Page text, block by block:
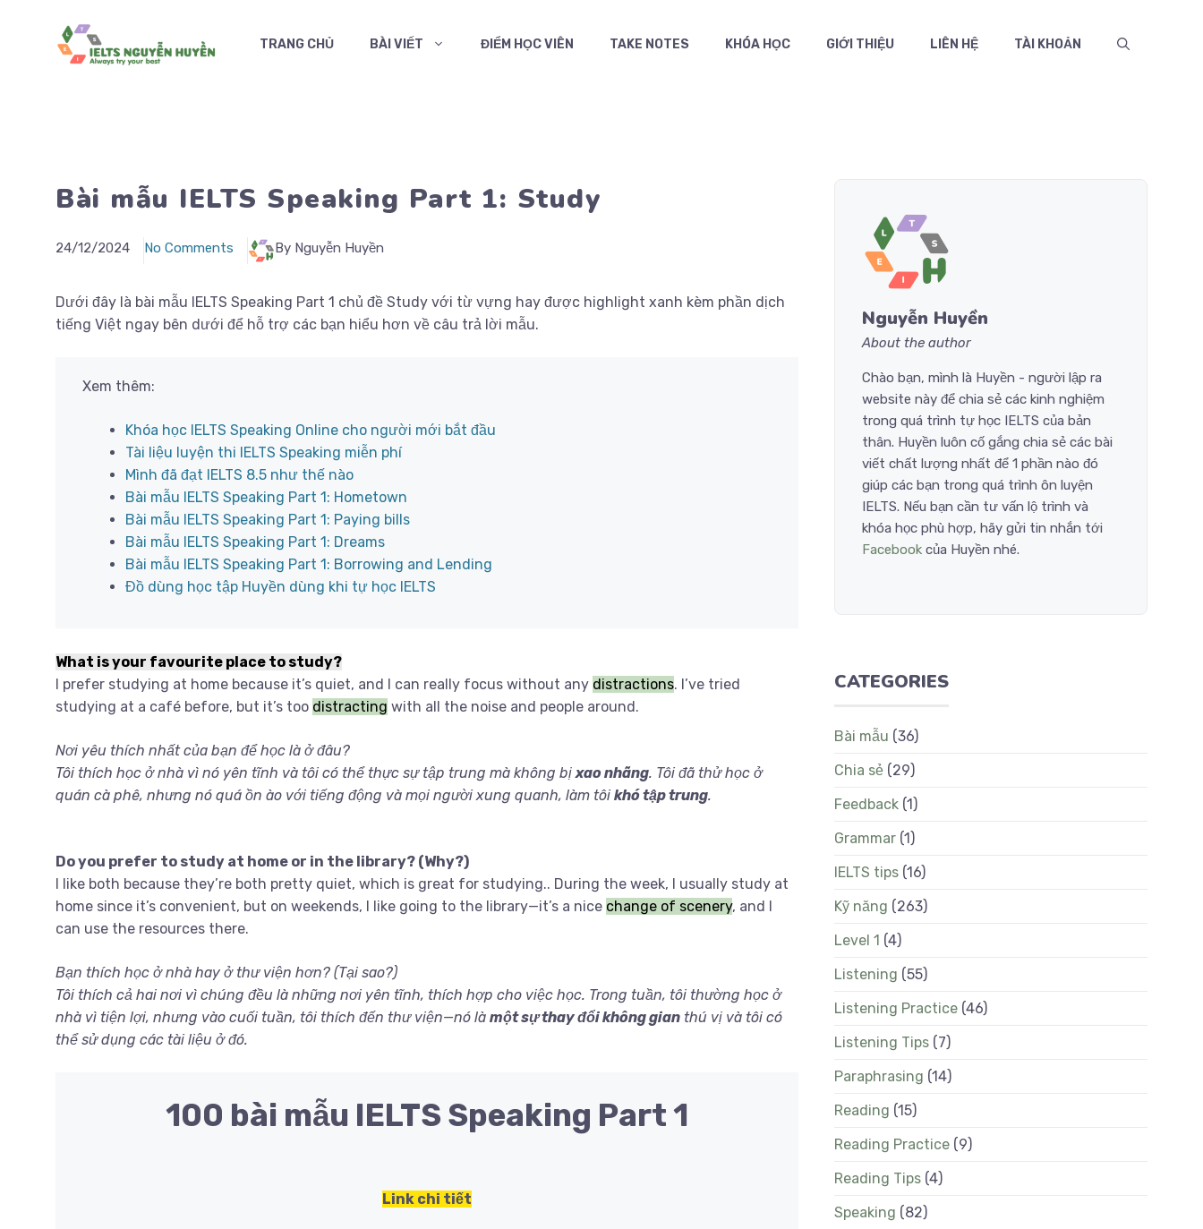
TRANG CHỦ BÀI VIẾT ĐIỂM HỌC VIÊN TAKE NOTES KHÓA HỌC GIỚI THIỆU LIÊN HỆ TÀI KHOẢN
Bài mẫu IELTS Speaking Part 1: Study
24/12/2024 No Comments By Nguyễn Huyền
Dưới đây là bài mẫu IELTS Speaking Part 1 chủ đề Study với từ vựng hay được highlight xanh kèm phần dịch
tiếng Việt ngay bên dưới để hỗ trợ các bạn hiểu hơn về câu trả lời mẫu.
Xem thêm:
Khóa học IELTS Speaking Online cho người mới bắt đầu
Tài liệu luyện thi IELTS Speaking miễn phí
Mình đã đạt IELTS 8.5 như thế nào
Bài mẫu IELTS Speaking Part 1: Hometown
Bài mẫu IELTS Speaking Part 1: Paying bills
Bài mẫu IELTS Speaking Part 1: Dreams
Bài mẫu IELTS Speaking Part 1: Borrowing and Lending
Đồ dùng học tập Huyền dùng khi tự học IELTS
What is your favourite place to study?
I prefer studying at home because it’s quiet, and I can really focus without any distractions. I’ve tried
studying at a café before, but it’s too distracting with all the noise and people around.
Nơi yêu thích nhất của bạn để học là ở đâu?
Tôi thích học ở nhà vì nó yên tĩnh và tôi có thể thực sự tập trung mà không bịxao nhãng. Tôi đã thử học ở
quán cà phê, nhưng nó quá ồn ào với tiếng động và mọi người xung quanh, làm tôi khó tập trung.
Do you prefer to study at home or in the library? (Why?)
I like both because they’re both pretty quiet, which is great for studying.. During the week, I usually study at
home since it’s convenient, but on weekends, I like going to the library—it’s a nice change of scenery, and I
can use the resources there.
Bạn thích học ở nhà hay ở thư viện hơn? (Tại sao?)
Tôi thích cả hai nơi vì chúng đều là những nơi yên tĩnh, thích hợp cho việc học. Trong tuần, tôi thường học ở
nhà vì tiện lợi, nhưng vào cuối tuần, tôi thích đến thư viện—nó là một sự thay đổi không gian thú vị và tôi có
thể sử dụng các tài liệu ở đó.
100 bài mẫu IELTS Speaking Part 1
Link chi tiết
Nguyễn Huyền
About the author
Chào bạn, mình là Huyền - người lập ra
website này để chia sẻ các kinh nghiệm
trong quá trình tự học IELTS của bản
thân. Huyền luôn cố gắng chia sẻ các bài
viết chất lượng nhất để 1 phần nào đó
giúp các bạn trong quá trình ôn luyện
IELTS. Nếu bạn cần tư vấn lộ trình và
khóa học phù hợp, hãy gửi tin nhắn tới
Facebook của Huyền nhé.
CATEGORIES
Bài mẫu (36)
Chia sẻ (29)
Feedback (1)
Grammar (1)
IELTS tips (16)
Kỹ năng (263)
Level 1 (4)
Listening (55)
Listening Practice (46)
Listening Tips (7)
Paraphrasing (14)
Reading (15)
Reading Practice (9)
Reading Tips (4)
Speaking (82)